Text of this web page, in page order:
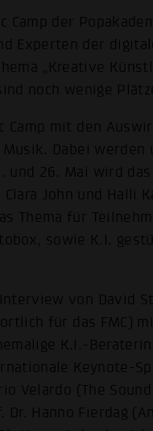
der
Experten der
„Kreative
noch wenige
Camp mit den
Dabei werden
26. Mai wird das
John und Halli
Thema für
sowie K.I.
von David
für das FMC)
K.I.-
Keynote-
Velardo (The
Dr. Hanno Fierdag